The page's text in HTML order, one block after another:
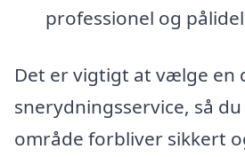
professionel og
Det er vigtigt at vælge en
snerydningsservice, så
område forbliver sikkert